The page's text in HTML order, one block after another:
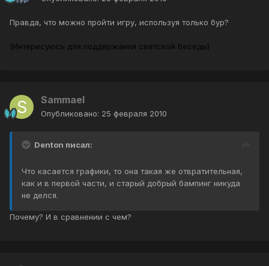
Правда, что можно пройти игру, используя только бур?
(Интересуюсь для поддержания светской беседы)
Sammael
Опубликовано: 25 февраля 2010
Denton писал:
Что касается графики, то она такая же отвратительная,
как и в первой части, и старый добрый бампинг никуда
не делся.
Почему? И в сравнении с чем?